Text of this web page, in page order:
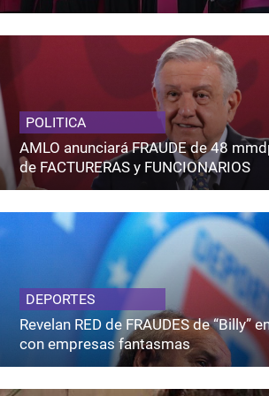
POLITICA
AMLO anunciará FRAUDE de 48
de FACTURERAS y FUNCIONARIOS
DEPORTES
Revelan RED de FRAUDES de “Billy”
con empresas fantasmas